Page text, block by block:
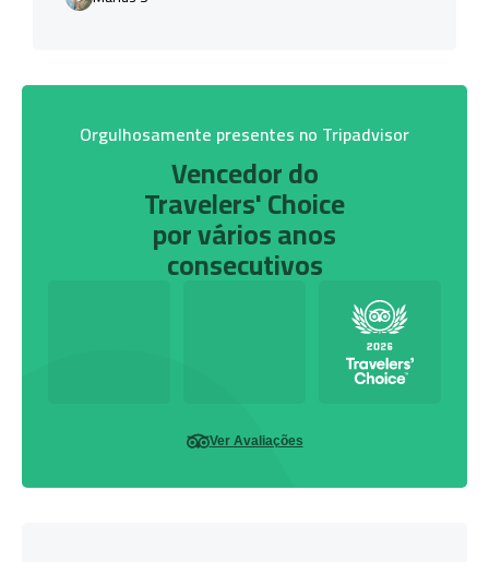
Orgulhosamente presentes no Tripadvisor
Vencedor do
Travelers' Choice
por vários anos
consecutivos
Ver Avaliações